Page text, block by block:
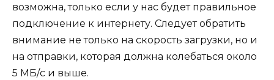
возможна, только если у нас будет правильное
подключение к интернету. Следует обратить
внимание не только на скорость загрузки, но и
на отправки, которая должна колебаться около
5 МБ/с и выше.